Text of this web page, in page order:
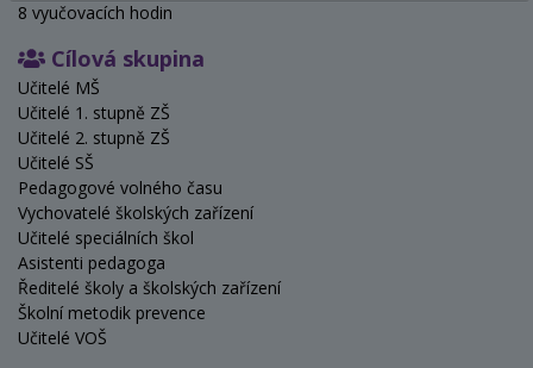
8 vyučovacích hodin
Cílová skupina
Učitelé MŠ
Učitelé 1. stupně ZŠ
Učitelé 2. stupně ZŠ
Učitelé SŠ
Pedagogové volného času
Vychovatelé školských zařízení
Učitelé speciálních škol
Asistenti pedagoga
Ředitelé školy a školských zařízení
Školní metodik prevence
Učitelé VOŠ